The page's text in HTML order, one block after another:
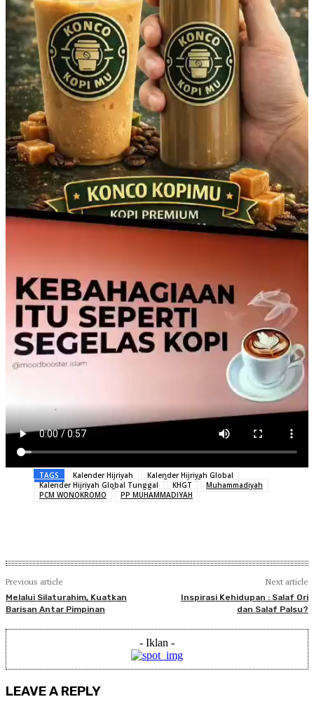
TAGS Kalender Hijriyah
Kalender Hijriyah Global
Kalender Hijriyah Global Tunggal
KHGT
Muhammadiyah
PCM WONOKROMO
PP MUHAMMADIYAH
Previous article
Melalui Silaturahim, Kuatkan
Barisan Antar Pimpinan
Next article
Inspirasi Kehidupan : Salaf Ori
dan Salaf Palsu?
- Iklan -
LEAVE A REPLY